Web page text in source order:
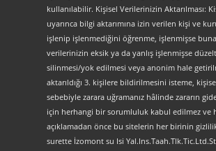
kullanılabilir. Kişisel Verilerinizin Aktarılması:
uyarınca bilgi aktarımına izin verilen kişi ve
işlenip işlenmediğini öğrenme, işlenmişse buna
verilerinizin eksik ya da yanlış işlenmişse
silinmesi/yok edilmesi veya anonim hale
aktarıldığı 3. kişilere bildirilmesini isteme,
sebebiyle zarara uğramanız hâlinde zararın
için herhangi bir sorumluluk kabul edilmez ve
açıklamadan önce bu sitelerin her birinin
surette İzomont su Isi